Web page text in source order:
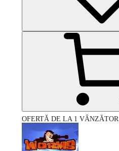
OFERTĂ DE LA 1 VÂNZĂTOR